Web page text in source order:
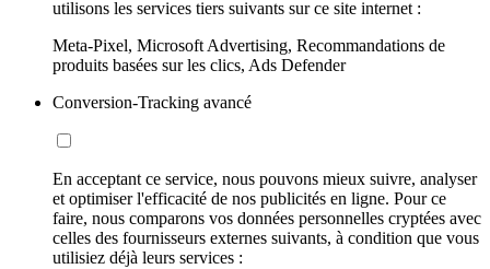
utilisons les services tiers suivants sur ce site internet :
Meta-Pixel, Microsoft Advertising, Recommandations de
produits basées sur les clics, Ads Defender
Conversion-Tracking avancé
En acceptant ce service, nous pouvons mieux suivre, analyser
et optimiser l'efficacité de nos publicités en ligne. Pour ce
faire, nous comparons vos données personnelles cryptées avec
celles des fournisseurs externes suivants, à condition que vous
utilisiez déjà leurs services :